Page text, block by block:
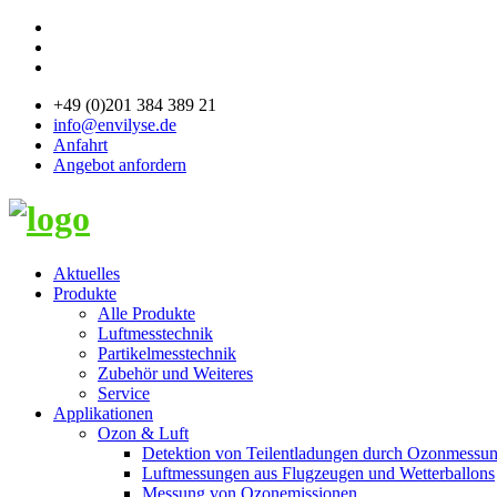
+49 (0)201 384 389 21
info@envilyse.de
Anfahrt
Angebot anfordern
Aktuelles
Produkte
Alle Produkte
Luftmesstechnik
Partikelmesstechnik
Zubehör und Weiteres
Service
Applikationen
Ozon & Luft
Detektion von Teilentladungen durch
Luftmessungen aus Flugzeugen und Wetterballons
Messung von Ozonemissionen